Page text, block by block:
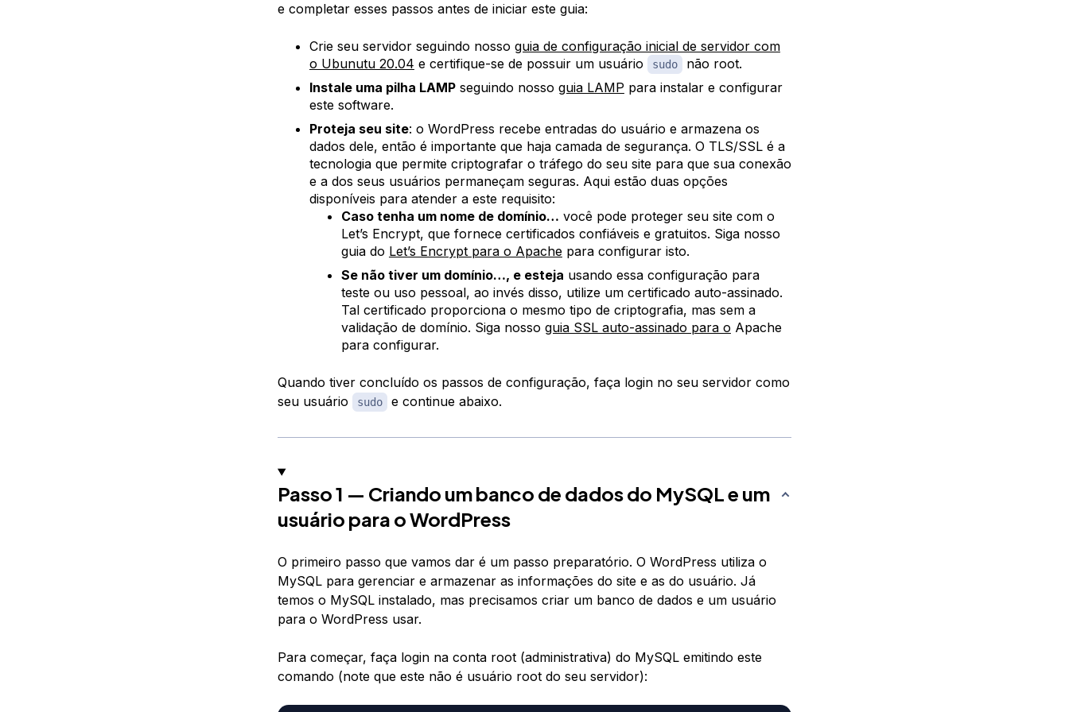
e completar esses passos antes de iniciar este guia:
Crie seu servidor seguindo nosso guia de configuração inicial de servidor com
o Ubunutu 20.04 e certifique-se de possuir um usuário sudo
não root.
Instale uma pilha LAMPseguindo nosso guia LAMP para instalar e configurar
este software.
Proteja seu site: o WordPress recebe entradas do usuário e armazena os
dados dele, então é importante que haja camada de segurança. O TLS/SSL é a
tecnologia que permite criptografar o tráfego do seu site para que sua conexão
e a dos seus usuários permaneçam seguras. Aqui estão duas opções
disponíveis para atender a este requisito:
Caso tenha um nome de domínio… você pode proteger seu site com o
Let’s Encrypt, que fornece certificados confiáveis e gratuitos. Siga nosso
guia do Let’s Encrypt para o Apachepara configurar isto.
Se não tiver um domínio…, e esteja usando essa configuração para
teste ou uso pessoal, ao invés disso, utilize um certificado auto-assinado.
Tal certificado proporciona o mesmo tipo de criptografia, mas sem a
validação de domínio. Siga nosso guia SSL auto-assinado para o Apache
para configurar.
Quando tiver concluído os passos de configuração, faça login no seu servidor como
seu usuário
sudo e continue abaixo.
Passo 1 — Criando um banco de dados do MySQL e um
usuário para o WordPress
O primeiro passo que vamos dar é um passo preparatório. O WordPress utiliza o
MySQL para gerenciar e armazenar as informações do site e as do usuário. Já
temos o MySQL instalado, mas precisamos criar um banco de dados e um usuário
para o WordPress usar.
Para começar, faça login na conta root (administrativa) do MySQL emitindo este
comando (note que este não é usuário root do seu servidor):